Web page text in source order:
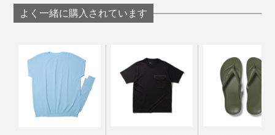
ソックス」｜WASI
WASI
ソックス」｜WASI
WASI
よく一緒に購入されています